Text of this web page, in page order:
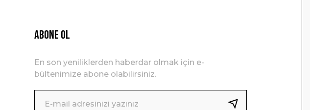
ABONE OL
En son yeniliklerden haberdar olmak için e-
bültenimize abone olabilirsiniz.